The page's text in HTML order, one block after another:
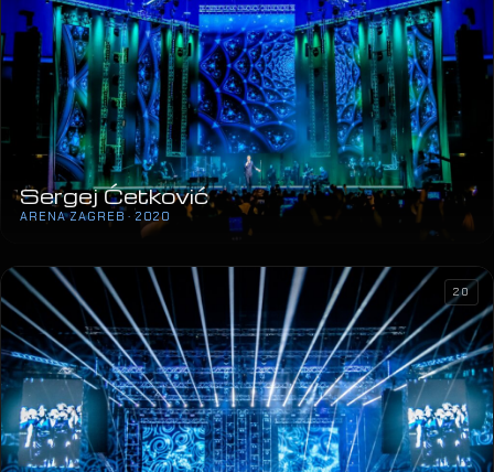
Sergej Ćetković
ARENA ZAGREB · 2020
20